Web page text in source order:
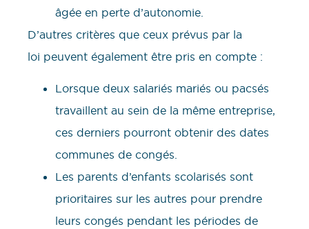
âgée en perte d’autonomie.
D’autres critères que ceux prévus par la
loi peuvent également être pris en compte :
Lorsque deux salariés mariés ou pacsés
travaillent au sein de la même entreprise,
ces derniers pourront obtenir des dates
communes de congés.
Les parents d’enfants scolarisés sont
prioritaires sur les autres pour prendre
leurs congés pendant les périodes de